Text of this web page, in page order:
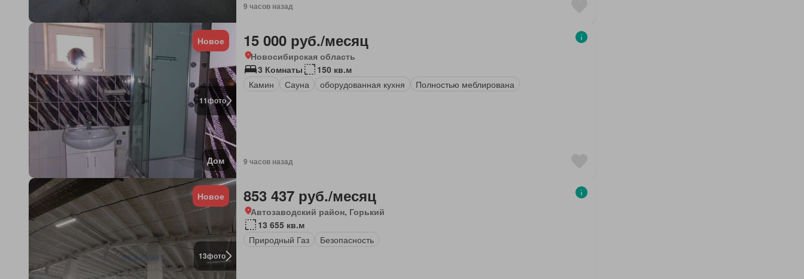
9 часов назад
11фото
Новое
Дом
15 000 руб./месяц
Новосибирская область
3 Комнаты
150 кв.м
Камин
Сауна оборудованная кухня Полностью меблирована
9 часов назад
13фото
Новое 853 437 руб./месяц
Автозаводский район, Горький
13 655 кв.м
Природный Газ
Безопасность